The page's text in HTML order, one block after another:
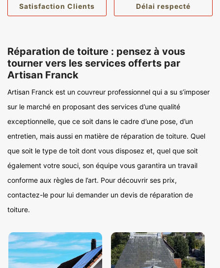
Satisfaction Clients Délai respecté
Réparation de toiture : pensez à vous
tourner vers les services offerts par
Artisan Franck
Artisan Franck est un couvreur professionnel qui a su s’imposer
sur le marché en proposant des services d’une qualité
exceptionnelle, que ce soit dans le cadre d’une pose, d’un
entretien, mais aussi en matière de réparation de toiture. Quel
que soit le type de toit dont vous disposez et, quel que soit
également votre souci, son équipe vous garantira un travail
conforme aux règles de l’art. Pour découvrir ses prix,
contactez-le pour lui demander un devis de réparation de
toiture.